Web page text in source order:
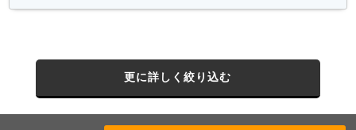
更に詳しく絞り込む